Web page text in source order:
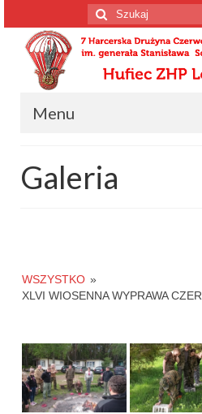
Szuklaj
w:
Menu
Informacja o drużynie
Wiosenne Wyprawy
Kalendarium
Emblematy (plakietki)
Galeria
WSZYSTKO »
XLVI WIOSENNA WYPRAWA